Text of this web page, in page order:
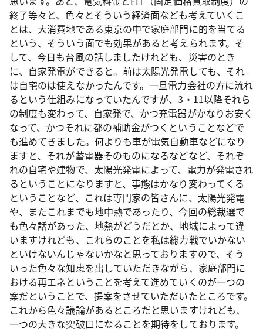
終了等々と、色々とそういう経済面なども考えていくこ
とは、大消費地である東京の中で家庭部門に的を当てる
という、そういう面でも効果があると考えられます。そ
して、今日も台風の話しましたけれども、災害のとき
に、自家発電ができると。前は太陽光発電しても、それ
は自宅のは使えなかったんです。一旦電力会社の方に流れ
るという仕組みになっていたんですが、3・11以降それら
の制度も変わって、自家発で、かつ充電器がかなりお安く
なって、かつそれに都の補助金がつくということなどで
も進めてきました。何よりも車が電気自動車などになり
ますと、それが蓄電器そのものになるなどなど、それぞ
れの自宅や建物で、太陽光発電によって、電力が発電され
るということになりますと、事態はかなり変わってくる
ということなど、これは専門家の皆さんに、太陽光発電
や、またこれまでも地中熱であったり、今回の総裁選で
も色々話があった、地熱がどうだとか、地域によって違
いますけれども、これらのことを私は総力戦でいかない
といけないんじゃないかなと思っておりますので、そう
いった色々な知恵を出していただきながら、家庭部門に
おける再エネということを考えて進めていくのが一つの
案だということで、提案をさせていただいたところです。
これから色々議論があるところだと思いますけれども、
一つの大きな突破口になることを期待をしております。